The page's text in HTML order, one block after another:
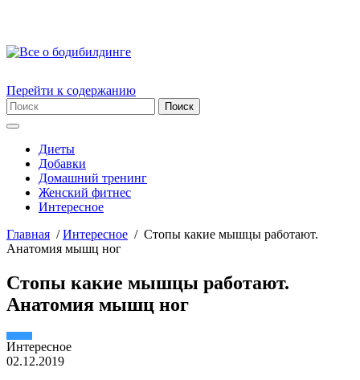
Перейти к содержанию
Диеты
Добавки
Домашний тренинг
Женский фитнес
Интересное
Главная /Интересное / Стопы какие мышцы работают.
Анатомия мышц ног
Стопы какие мышцы работают.
Анатомия мышц ног
Интересное
02.12.2019